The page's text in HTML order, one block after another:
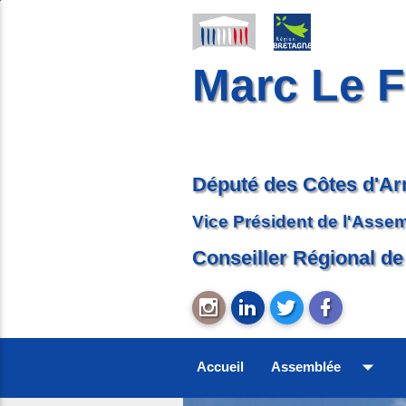
Marc Le
Député des Côtes
Vice Président de
Conseiller Régional
Accueil Assemblée arrow_drop_down